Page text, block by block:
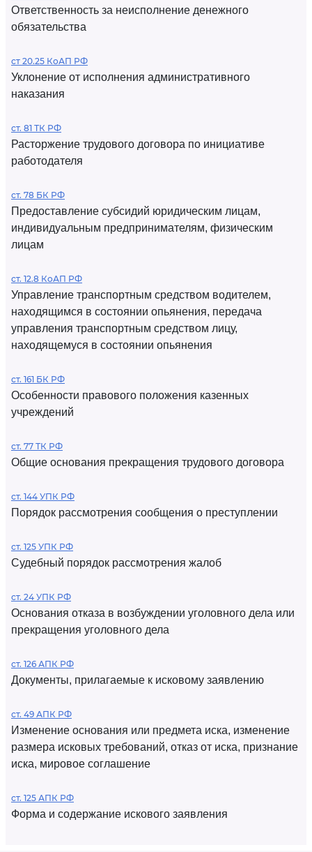
Ответственность за неисполнение денежного
обязательства
ст 20.25 КоАП РФ
Уклонение от исполнения административного
наказания
ст. 81 ТК РФ
Расторжение трудового договора по инициативе
работодателя
ст. 78 БК РФ
Предоставление субсидий юридическим лицам,
индивидуальным предпринимателям, физическим
лицам
ст. 12.8 КоАП РФ
Управление транспортным средством водителем,
находящимся в состоянии опьянения, передача
управления транспортным средством лицу,
находящемуся в состоянии опьянения
ст. 161 БК РФ
Особенности правового положения казенных
учреждений
ст. 77 ТК РФ
Общие основания прекращения трудового договора
ст. 144 УПК РФ
Порядок рассмотрения сообщения о преступлении
ст. 125 УПК РФ
Судебный порядок рассмотрения жалоб
ст. 24 УПК РФ
Основания отказа в возбуждении уголовного дела или
прекращения уголовного дела
ст. 126 АПК РФ
Документы, прилагаемые к исковому заявлению
ст. 49 АПК РФ
Изменение основания или предмета иска, изменение
размера исковых требований, отказ от иска, признание
иска, мировое соглашение
ст. 125 АПК РФ
Форма и содержание искового заявления